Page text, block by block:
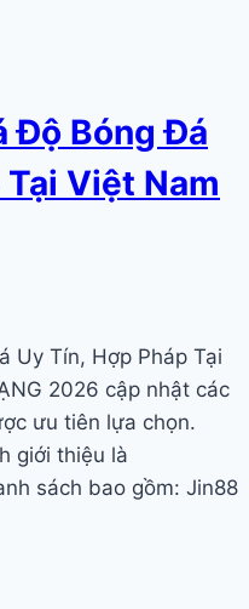
Độ Bóng Đá
Việt Nam
Uy Tín, Hợp Pháp Tại
2026 cập nhật các
ưu tiên lựa chọn.
giới thiệu là
sách bao gồm: Jin88